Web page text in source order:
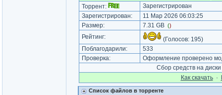
Торрент:
Зарегистрирован
Зарегистрирован:
11 Мар 2026 06:03:25
Размер:
7.31 GB ()
Рейтинг: (Голосов: 195)
Поблагодарили:
533
Проверка:
Оформление проверено
Сбор средств на
Как cкачать·
Список файлов в торренте